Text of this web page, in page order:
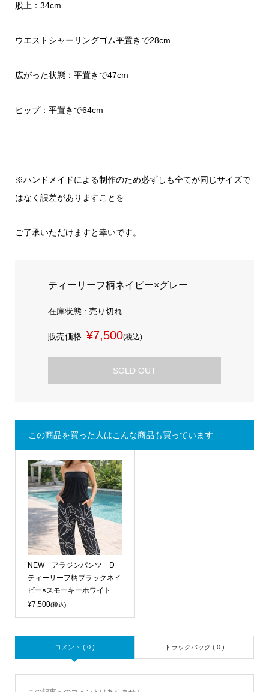
股上：34cm
ウエストシャーリングゴム平置きで28cm
広がった状態：平置きで47cm
ヒップ：平置きで64cm
※ハンドメイドによる制作のため必ずしも全てが同じサイズで
はなく誤差がありますことを
ご了承いただけますと幸いです。
ティーリーフ柄ネイビー×グレー
在庫状態 : 売り切れ
販売価格 ¥7,500(税込)
SOLD OUT
この商品を買った人はこんな商品も買っています
NEW アラジンパンツ D
ティーリーフ柄ブラックネイ
ビー×スモーキーホワイト
¥7,500(税込)
コメント ( 0 ) トラックバック ( 0 )